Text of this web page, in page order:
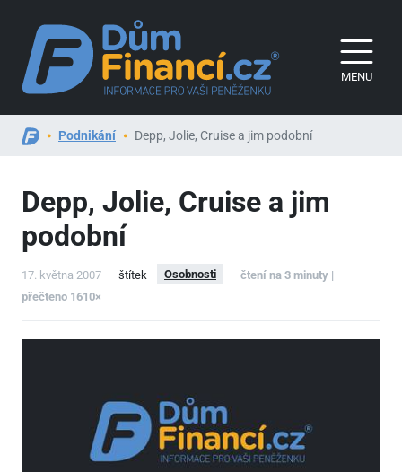
MENU
Podnikání Depp, Jolie, Cruise a jim podobní
Depp, Jolie, Cruise a jim
podobní
17. května 2007 štítek Osobnosti
čtení na 3 minuty |
přečteno 1610×